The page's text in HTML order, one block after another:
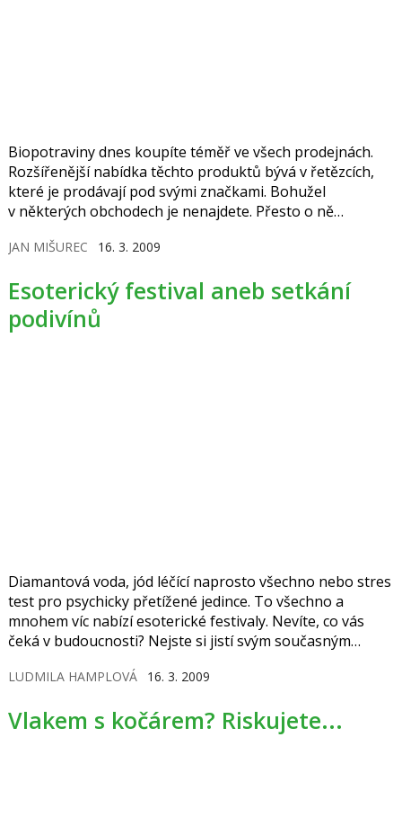
Biopotraviny dnes koupíte téměř ve všech prodejnách.
Rozšířenější nabídka těchto produktů bývá v řetězcích,
které je prodávají pod svými značkami. Bohužel
v některých obchodech je nenajdete. Přesto o ně
opravdu bio výrobky lepší, nebo se jen jedná o chytrý
JAN MIŠUREC 16. 3. 2009
Esoterický festival aneb setkání
podivínů
Diamantová voda, jód léčící naprosto všechno nebo stres
test pro psychicky přetížené jedince. To všechno a
mnohem víc nabízí esoterické festivaly. Nevíte, co vás
čeká v budoucnosti? Nejste si jistí svým současným
Běžte na esoterický festival, objevíte netušené...
LUDMILA HAMPLOVÁ 16. 3. 2009
Vlakem s kočárem? Riskujete...